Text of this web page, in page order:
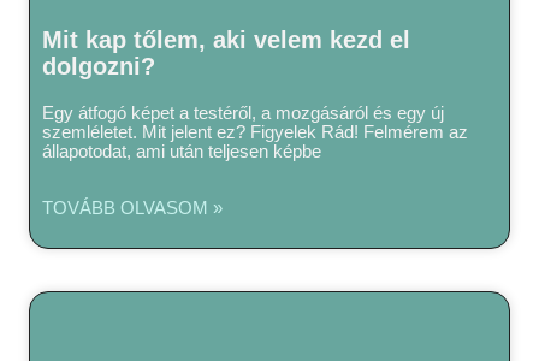
Mit kap tőlem, aki velem kezd el
dolgozni?
Egy átfogó képet a testéről, a mozgásáról és egy új
szemléletet. Mit jelent ez? Figyelek Rád! Felmérem az
állapotodat, ami után teljesen képbe
TOVÁBB OLVASOM »